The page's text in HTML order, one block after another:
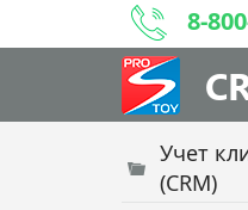
8-
Учет
(CRM)